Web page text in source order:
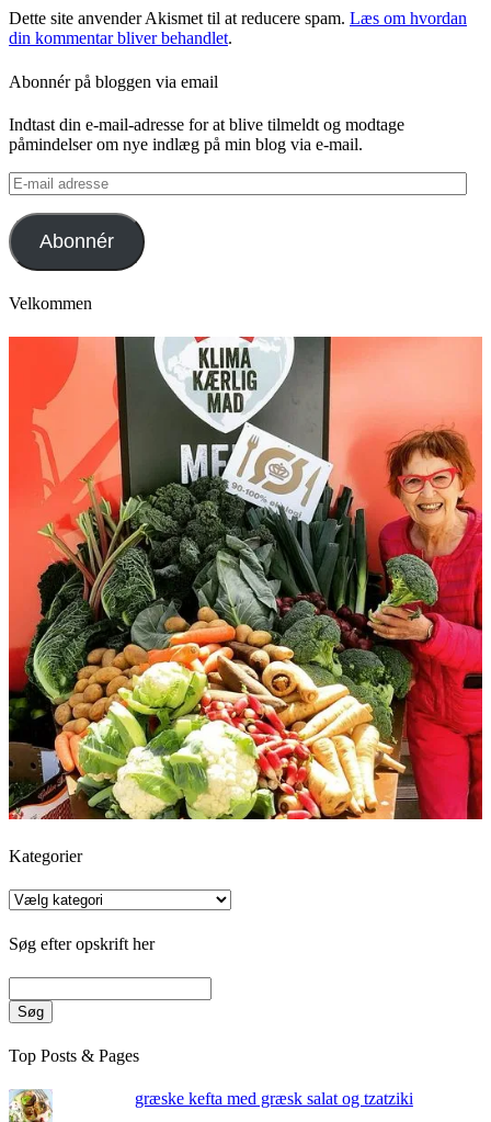
Dette site anvender Akismet til at reducere spam. Læs om hvordan
din kommentar bliver behandlet.
Abonnér på bloggen via email
Indtast din e-mail-adresse for at blive tilmeldt og modtage
påmindelser om nye indlæg på min blog via e-mail.
E-
mail
adresse
Abonnér
Velkommen
Kategorier
Kategorier
Søg efter opskrift her
Søg
Top Posts & Pages
græske kefta med græsk salat og tzatziki